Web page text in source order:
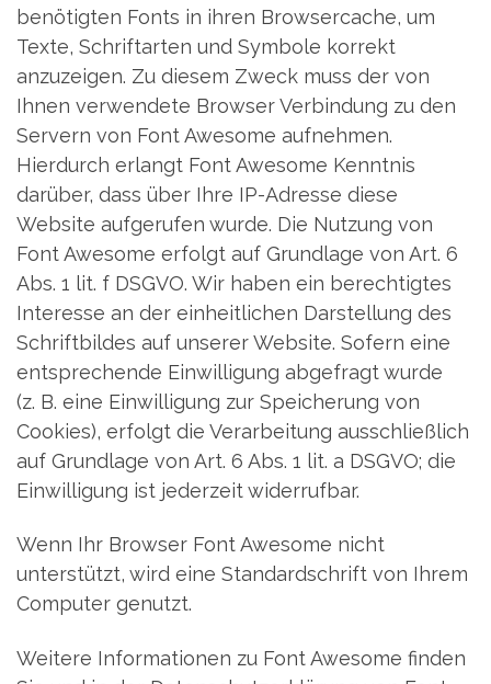
benötigten Fonts in ihren Browsercache, um
Texte, Schriftarten und Symbole korrekt
anzuzeigen. Zu diesem Zweck muss der von
Ihnen verwendete Browser Verbindung zu den
Servern von Font Awesome aufnehmen.
Hierdurch erlangt Font Awesome Kenntnis
darüber, dass über Ihre IP-Adresse diese
Website aufgerufen wurde. Die Nutzung von
Font Awesome erfolgt auf Grundlage von Art. 6
Abs. 1 lit. f DSGVO. Wir haben ein berechtigtes
Interesse an der einheitlichen Darstellung des
Schriftbildes auf unserer Website. Sofern eine
entsprechende Einwilligung abgefragt wurde
(z. B. eine Einwilligung zur Speicherung von
Cookies), erfolgt die Verarbeitung ausschließlich
auf Grundlage von Art. 6 Abs. 1 lit. a DSGVO; die
Einwilligung ist jederzeit widerrufbar.
Wenn Ihr Browser Font Awesome nicht
unterstützt, wird eine Standardschrift von Ihrem
Computer genutzt.
Weitere Informationen zu Font Awesome finden